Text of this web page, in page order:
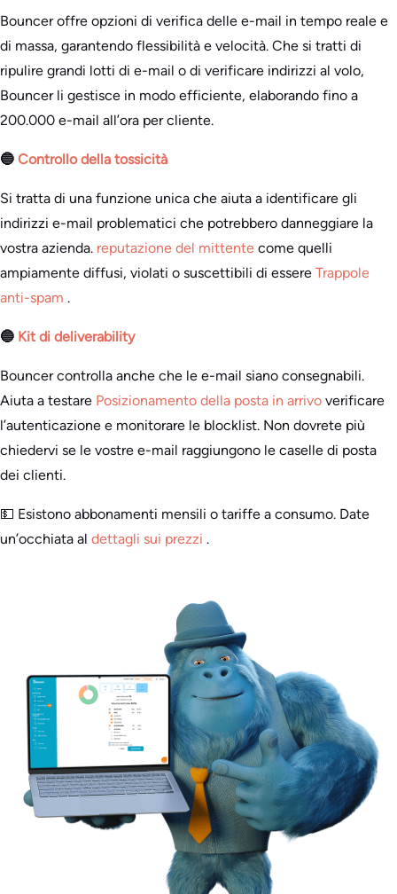
Bouncer offre opzioni di verifica delle e-mail in tempo reale e
di massa, garantendo flessibilità e velocità. Che si tratti di
ripulire grandi lotti di e-mail o di verificare indirizzi al volo,
Bouncer li gestisce in modo efficiente, elaborando fino a
200.000 e-mail all’ora per cliente.
🔵 Controllo della tossicità
Si tratta di una funzione unica che aiuta a identificare gli
indirizzi e-mail problematici che potrebbero danneggiare la
vostra azienda. reputazione del mittente come quelli
ampiamente diffusi, violati o suscettibili di essere Trappole
anti-spam .
🔵 Kit di deliverability
Bouncer controlla anche che le e-mail siano consegnabili.
Aiuta a testare Posizionamento della posta in arrivo verificare
l’autenticazione e monitorare le blocklist. Non dovrete più
chiedervi se le vostre e-mail raggiungono le caselle di posta
dei clienti.
💵 Esistono abbonamenti mensili o tariffe a consumo. Date
un’occhiata al dettagli sui prezzi .